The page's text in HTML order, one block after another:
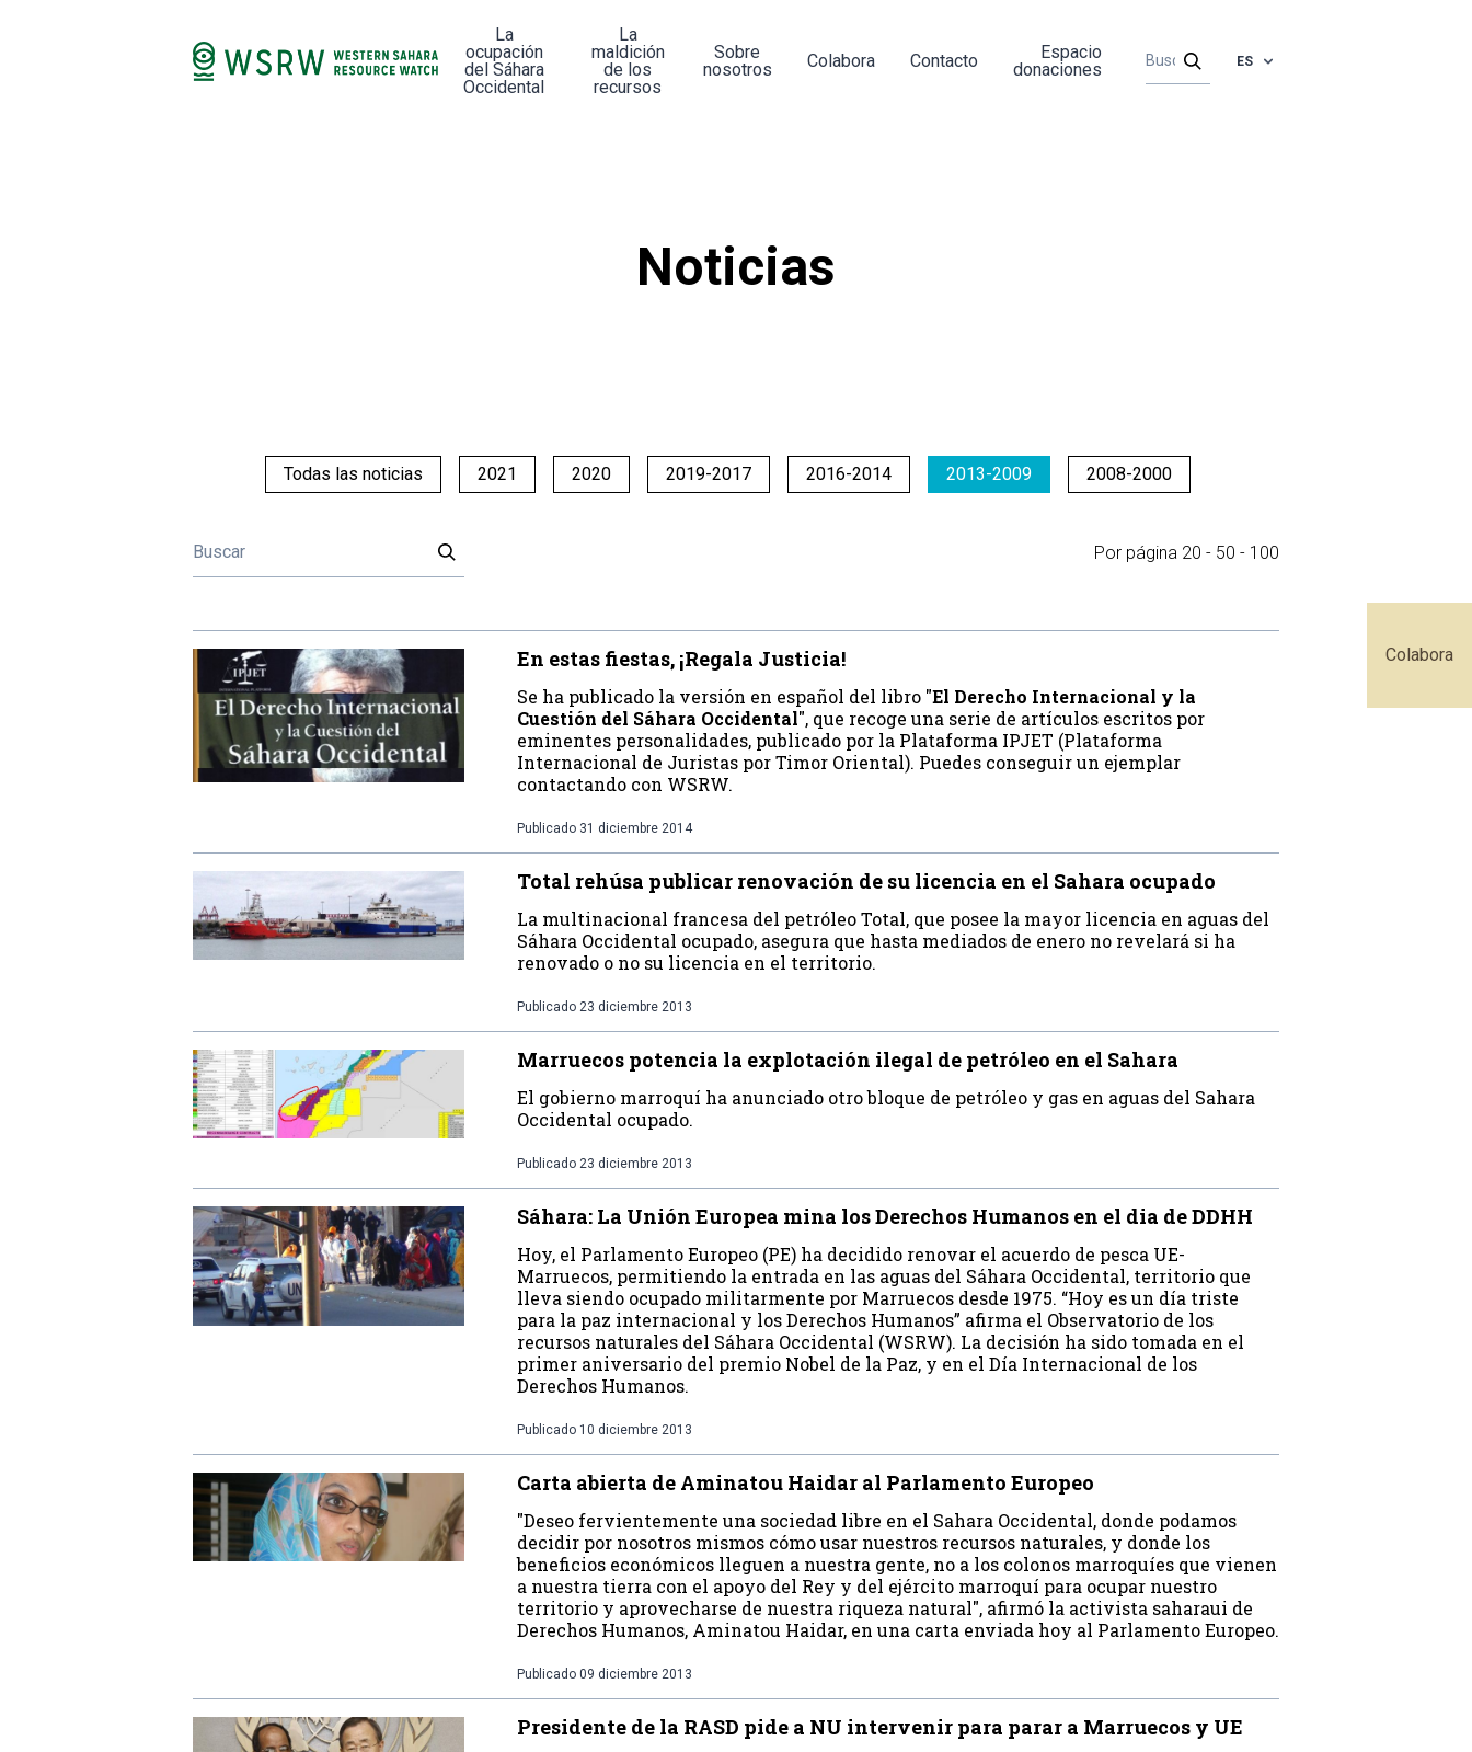
Colabora
La
ocupación
del Sáhara
Occidental
La
maldición
de los
recursos
Sobre
nosotros
Colabora Contacto
Espacio
donaciones
ES
Noticias
Todas las noticias 2021 2020 2019-2017 2016-2014 2013-2009 2008-2000
Por página 20 - 50 - 100
En estas fiestas, ¡Regala Justicia!
Se ha publicado la versión en español del libro "El Derecho Internacional y la
Cuestión del Sáhara Occidental", que recoge una serie de artículos escritos por
eminentes personalidades, publicado por la Plataforma IPJET (Plataforma
Internacional de Juristas por Timor Oriental). Puedes conseguir un ejemplar
contactando con WSRW.
Publicado 31 diciembre 2014
Total rehúsa publicar renovación de su licencia en el Sahara ocupado
La multinacional francesa del petróleo Total, que posee la mayor licencia en aguas del
Sáhara Occidental ocupado, asegura que hasta mediados de enero no revelará si ha
renovado o no su licencia en el territorio.
Publicado 23 diciembre 2013
Marruecos potencia la explotación ilegal de petróleo en el Sahara
El gobierno marroquí ha anunciado otro bloque de petróleo y gas en aguas del Sahara
Occidental ocupado.
Publicado 23 diciembre 2013
Sáhara: La Unión Europea mina los Derechos Humanos en el dia de DDHH
Hoy, el Parlamento Europeo (PE) ha decidido renovar el acuerdo de pesca UE-
Marruecos, permitiendo la entrada en las aguas del Sáhara Occidental, territorio que
lleva siendo ocupado militarmente por Marruecos desde 1975. “Hoy es un día triste
para la paz internacional y los Derechos Humanos” afirma el Observatorio de los
recursos naturales del Sáhara Occidental (WSRW). La decisión ha sido tomada en el
primer aniversario del premio Nobel de la Paz, y en el Día Internacional de los
Derechos Humanos.
Publicado 10 diciembre 2013
Carta abierta de Aminatou Haidar al Parlamento Europeo
"Deseo fervientemente una sociedad libre en el Sahara Occidental, donde podamos
decidir por nosotros mismos cómo usar nuestros recursos naturales, y donde los
beneficios económicos lleguen a nuestra gente, no a los colonos marroquíes que vienen
a nuestra tierra con el apoyo del Rey y del ejército marroquí para ocupar nuestro
territorio y aprovecharse de nuestra riqueza natural", afirmó la activista saharaui de
Derechos Humanos, Aminatou Haidar, en una carta enviada hoy al Parlamento Europeo.
Publicado 09 diciembre 2013
Presidente de la RASD pide a NU intervenir para parar a Marruecos y UE